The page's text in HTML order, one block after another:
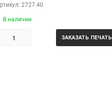
2727.40
В наличии
ЗАКАЗАТЬ ПЕЧАТЬ